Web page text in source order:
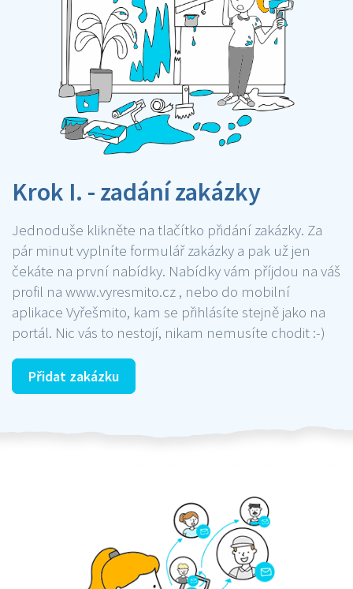
Krok I. - zadání zakázky
Jednoduše klikněte na tlačítko přidání zakázky. Za
pár minut vyplníte formulář zakázky a pak už jen
čekáte na první nabídky. Nabídky vám příjdou na váš
profil na www.vyresmito.cz , nebo do mobilní
aplikace Vyřešmito, kam se přihlásíte stejně jako na
portál. Nic vás to nestojí, nikam nemusíte chodit :-)
Přidat zakázku